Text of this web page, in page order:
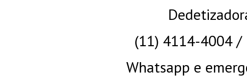
(11) 4114-4004
Whatsapp e